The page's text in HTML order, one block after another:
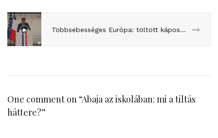
Többsebességes Európa: töltött káposzta felmelegítve
One comment on “Abaja az iskolában: mi a tiltás
háttere?”